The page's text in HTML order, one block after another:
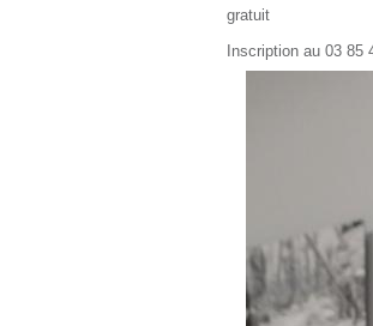
gratuit
Inscription au 03